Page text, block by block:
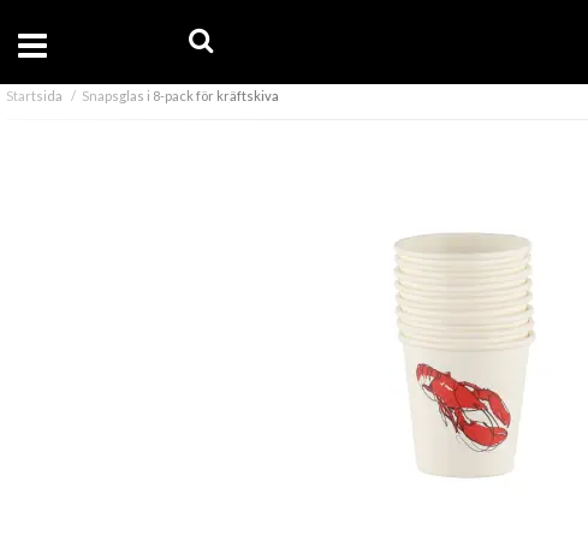
Startsida Snapsglas i 8-pack för kräftskiva